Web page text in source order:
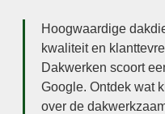
Hoogwaardige
kwaliteit en
Dakwerken scoort
Google. Ontdek wat
over de